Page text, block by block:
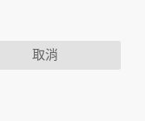
別的隱私權保護政
意公開個人資料的行
取消